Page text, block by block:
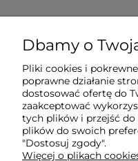
O nas
Obsługa klienta
Pomoc
Dbamy o
Pliki cookies i
poprawne działanie
dostosować ofertę do
zaakceptować
tych plików i przejść
plików do swoich
"Dostosuj zgody".
Więcej o plikach